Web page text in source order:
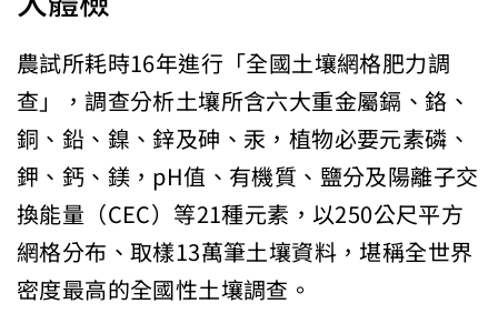
農試所耗時16年進行「全國土壤網格肥力調
查」，調查分析土壤所含六大重金屬鎘、鉻、
銅、鉛、鎳、鋅及砷、汞，植物必要元素磷、
鉀、鈣、鎂，pH值、有機質、鹽分及陽離子交
換能量（CEC）等21種元素，以250公尺平方
網格分布、取樣13萬筆土壤資料，堪稱全世界
密度最高的全國性土壤調查。